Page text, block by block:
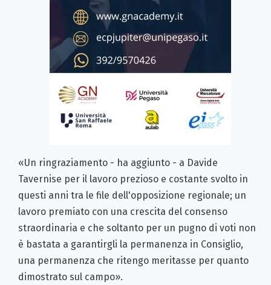
«Un ringraziamento - ha aggiunto - a Davide
Tavernise per il lavoro prezioso e costante svolto in
questi anni tra le file dell'opposizione regionale; un
lavoro premiato con una crescita del consenso
straordinaria e che soltanto per un pugno di voti non
è bastata a garantirgli la permanenza in Consiglio,
una permanenza che ritengo meritasse per quanto
dimostrato sul campo».